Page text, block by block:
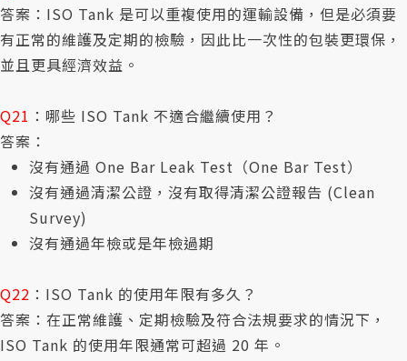
答案：ISO Tank 是可以重複使用的運輸設備，但是必須要
有正常的維護及定期的檢驗，因此比一次性的包裝更環保，
並且更具經濟效益。
Q21 ：哪些 ISO Tank 不適合繼續使用？
答案：
沒有通過 One Bar Leak Test（One Bar Test）
沒有通過清潔公證，沒有取得清潔公證報告 (Clean
Survey)
沒有通過年檢或是年檢過期
Q22 ：ISO Tank 的使用年限有多久？
答案：在正常維護、定期檢驗及符合法規要求的情況下，
ISO Tank 的使用年限通常可超過 20 年。